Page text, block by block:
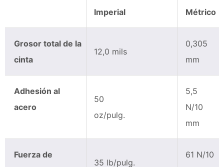
Imperial Métrico
Grosor total de la
cinta
12,0 mils
0,305
mm
Adhesión al
acero
50
oz/pulg.
5,5
N/10
mm
Fuerza de
35 lb/pulg.
61 N/10